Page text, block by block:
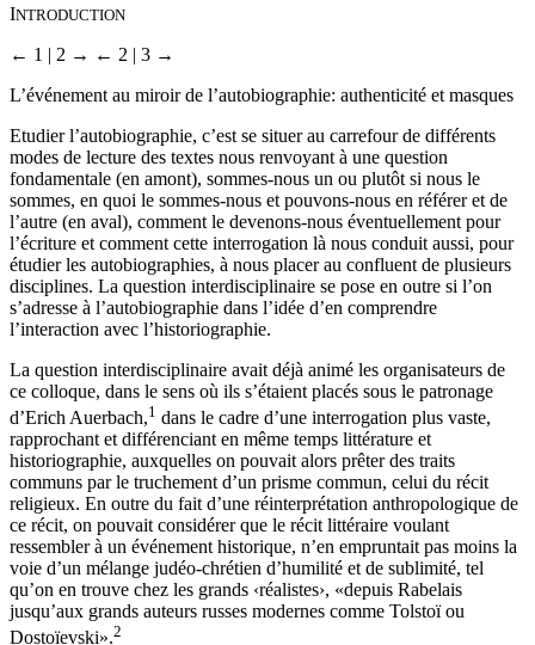
Etudier l’autobiographie, c’est se situer au carrefour de différents
modes de lecture des textes nous renvoyant à une question
fondamentale (en amont), sommes-nous un ou plutôt si nous le
sommes, en quoi le sommes-nous et pouvons-nous en référer et de
l’autre (en aval), comment le devenons-nous éventuellement pour
l’écriture et comment cette interrogation là nous conduit aussi, pour
étudier les autobiographies, à nous placer au confluent de plusieurs
disciplines. La question interdisciplinaire se pose en outre si l’on
s’adresse à l’autobiographie dans l’idée d’en comprendre
La question interdisciplinaire avait déjà animé les organisateurs de
ce colloque, dans le sens où ils s’étaient placés sous le patronage
d’Erich Auerbach,1dans le cadre d’une interrogation plus vaste,
rapprochant et différenciant en même temps littérature et
historiographie, auxquelles on pouvait alors prêter des traits
communs par le truchement d’un prisme commun, celui du récit
religieux. En outre du fait d’une réinterprétation anthropologique de
ce récit, on pouvait considérer que le récit littéraire voulant
ressembler à un événement historique, n’en empruntait pas moins la
voie d’un mélange judéo-chrétien d’humilité et de sublimité, tel
qu’on en trouve chez les grands ‹réalistes›, «depuis Rabelais
jusqu’aux grands auteurs russes modernes comme Tolstoï ou